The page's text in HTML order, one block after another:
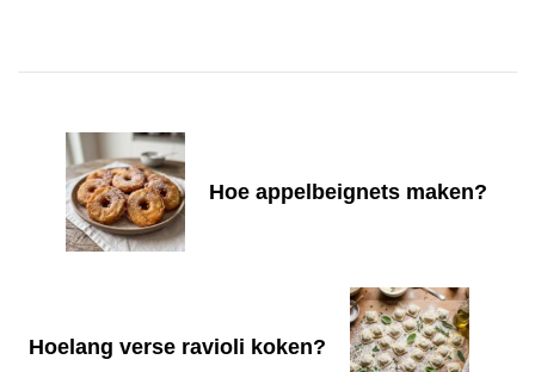
Navigation
Hoe appelbeignets maken?
Hoelang verse ravioli koken?